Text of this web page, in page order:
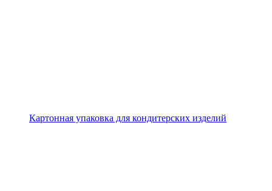
Картонная упаковка для кондитерских изделий